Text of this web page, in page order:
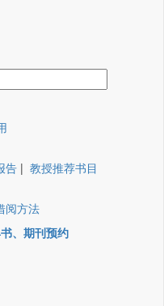
告 | 教授推荐书目
阅方法
、期刊预约